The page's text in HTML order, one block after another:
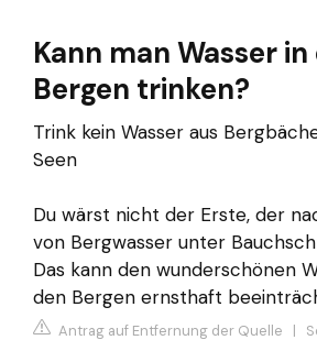
Kann man Wasser in
Bergen trinken?
Trink kein Wasser aus
Seen
Du wärst nicht der Erste, der
von Bergwasser unter
Das kann den wunderschönen
den Bergen ernsthaft
Antrag auf Entfernung der Quelle |